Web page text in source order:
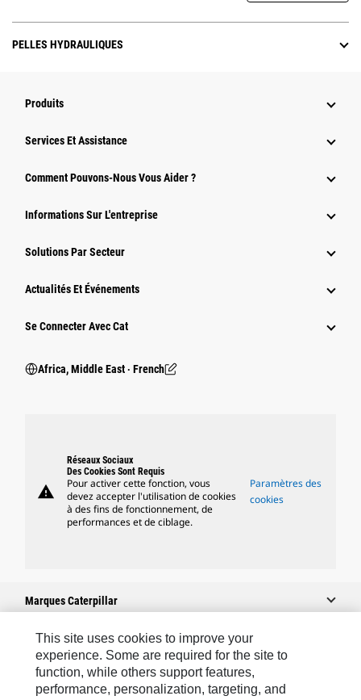
PELLES HYDRAULIQUES
Produits
Services Et Assistance
Comment Pouvons-Nous Vous Aider ?
Informations Sur L'entreprise
Solutions Par Secteur
Actualités Et Événements
Se Connecter Avec Cat
Africa, Middle East ‧ French
warning
Réseaux Sociaux
Des Cookies Sont Requis
Pour activer cette fonction, vous
devez accepter l'utilisation de cookies
à des fins de fonctionnement, de
performances et de ciblage.
Paramètres des
cookies
Marques Caterpillar
Caterpillar.com
Contacter Caterpillar
This site uses cookies to improve your
experience. Some are required for the site to
function, while others support features,
performance, personalization, targeting, and